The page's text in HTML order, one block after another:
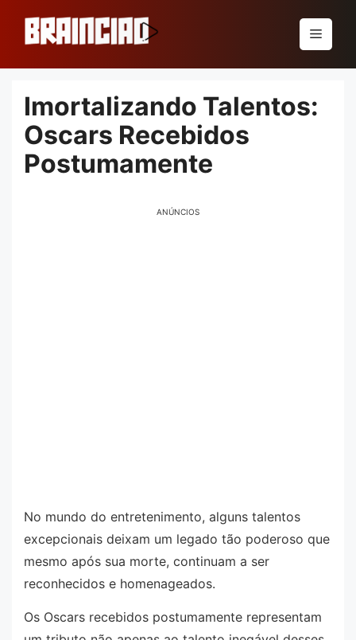
conteúdo
Menu
Imortalizando Talentos:
Oscars Recebidos
Postumamente
ANÚNCIOS
No mundo do entretenimento, alguns talentos
excepcionais deixam um legado tão poderoso que
mesmo após sua morte, continuam a ser
reconhecidos e homenageados.
Os Oscars recebidos postumamente representam